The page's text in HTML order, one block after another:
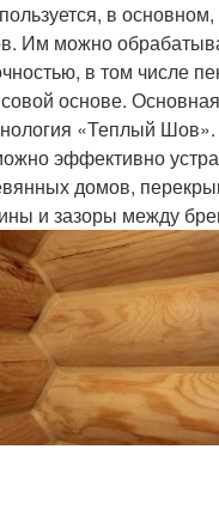
в
Им можно
в том числе
основе.
«Теплый
эффективно
домов,
и зазоры между